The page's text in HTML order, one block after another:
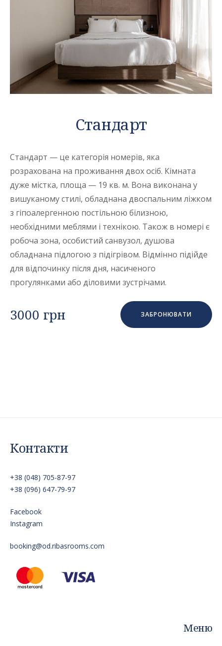
Стандарт
Стандарт — це категорія номерів, яка
розрахована на проживання двох осіб. Кімната
дуже містка, площа — 19 кв. м. Вона виконана у
вишуканому стилі, обладнана двоспальним ліжком
з гіпоалергенною постільною білизною,
необхідними меблями і технікою. Також в номері є
робоча зона, особистий санвузол, душова
обладнана підлогою з підігрівом. Відмінно підійде
для відпочинку після дня, насиченого
прогулянками або діловими зустрічами.
3000 грн ЗАБРОНЮВАТИ
Контакти
+38 (048) 705-87-97
+38 (096) 647-79-97
Facebook
Instagram
booking@od.ribasrooms.com
Меню